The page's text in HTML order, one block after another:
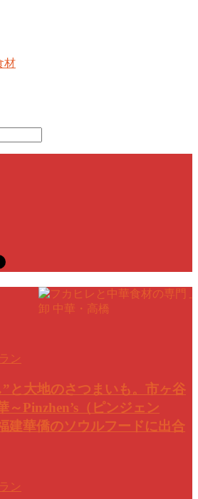
材
ン
と大地のさつまいも。市ヶ谷
～Pinzhen’s（ピンジェン
建華僑のソウルフードに出合
ン